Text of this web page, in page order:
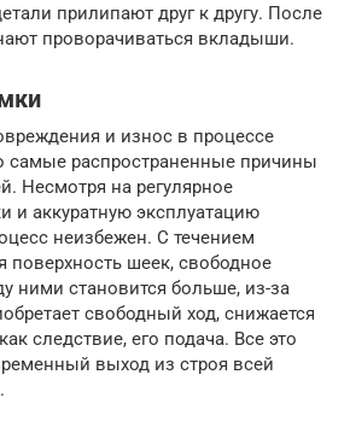
прилипают друг к другу. После
проворачиваться вкладыши.
и износ в процессе
самые распространенные причины
Несмотря на регулярное
и аккуратную эксплуатацию
неизбежен. С течением
поверхность шеек, свободное
ними становится больше, из-за
свободный ход, снижается
следствие, его подача. Все это
выход из строя всей